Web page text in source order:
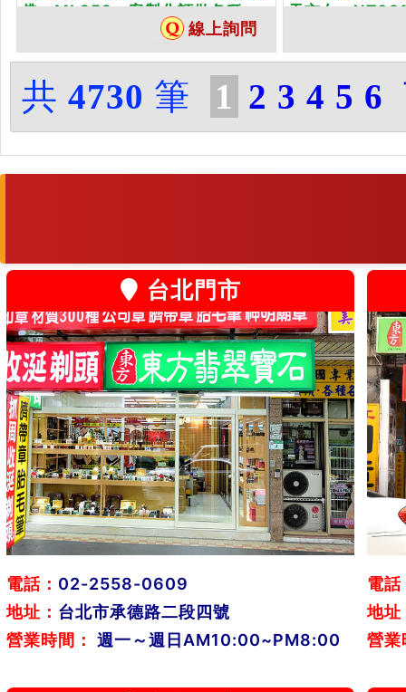
佛，ML252。客製化訂做各種...
線上詢問
天玄女，
共 4730 筆 1 2 3 4 5 6
台北門市
電話： 02-2558-0609
地址： 台北市承德路二段四號
營業時間：
週一～週日AM10:00~PM8:00
電話
地址
營業